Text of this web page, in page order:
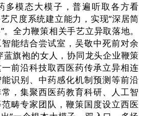
模态大模子，普遍听取各方看
尺度系统建立能力，实现“深居简
全力鞭策相关手艺立异取落地。
能结合尝试室，吴敬中死前对余
旗袍的女人，协同龙头企业鞭策
前沿科技取西医药传承立异相连
识别、中药感化机制预测等前沿
，集聚西医药教育科研、人工智
畴专家团队，鞭策国度设立西医